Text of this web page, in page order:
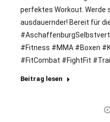
perfektes Workout. Werde
ausdauernder! Bereit für
#Fitness #MMA #Boxen
#FitCombat #FightFit
Beitrag lesen